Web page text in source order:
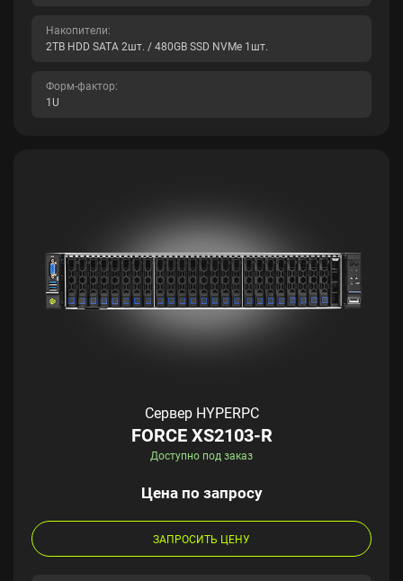
Накопители:
2TB HDD SATA 2шт. / 480GB SSD NVMe 1шт.
Форм-фактор:
1U
Сервер HYPERPC
FORCE XS2103-R
Доступно под заказ
Цена по запросу
ЗАПРОСИТЬ ЦЕНУ